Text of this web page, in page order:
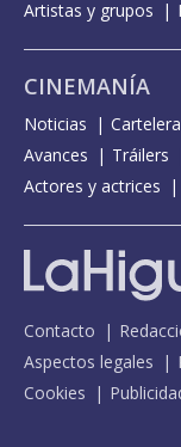
Artistas y grupos
CINEMANÍA
Noticias Cartelera
Avances
Tráilers
Actores y actrices
Contacto
Aspectos legales
Cookies